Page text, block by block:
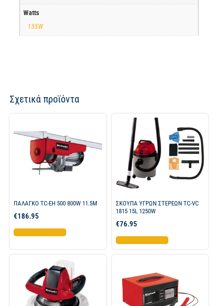
Watts
135W
Σχετικά προϊόντα
ΠΑΛΑΓΚΟ TC-EH 500 800W 11.5M
€186.95
Προσθήκη στο καλάθι
ΣΚΟΥΠΑ ΥΓΡΩΝ ΣΤΕΡΕΩΝ TC-VC
1815 15L 1250W
€76.95
Προσθήκη στο καλάθι